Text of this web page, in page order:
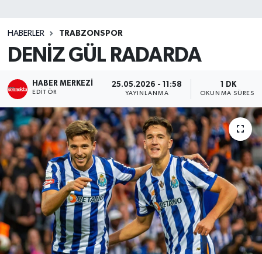
HABERLER TRABZONSPOR
DENİZ GÜL RADARDA
HABER MERKEZI
EDITÖR
25.05.2026 - 11:58
YAYINLANMA
1 DK
OKUNMA SÜRESI
Teknoloji
TRABZON
TRABZONSPOR
Yaşam